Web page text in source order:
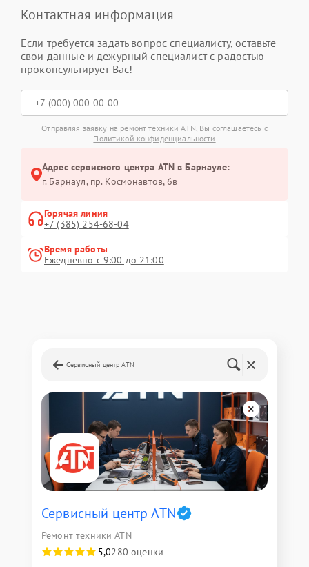
Контактная информация
Если требуется задать вопрос специалисту, оставьте
свои данные и дежурный специалист с радостью
проконсультирует Вас!
Отправляя заявку на ремонт техники ATN, Вы соглашаетесь с
Политикой конфиденциальности
Адрес сервисного центра ATN в Барнауле:
г. Барнаул, ​пр. Космонавтов, 6в
Горячая линия
+7 (385) 254-68-04
Время работы
Ежедневно с 9:00 до 21:00
Сервисный центр ATN
Сервисный центр ATN
Ремонт техники ATN
5,0280 оценки